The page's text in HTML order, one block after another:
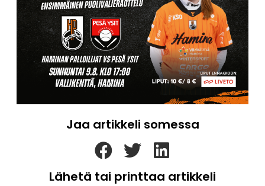
Jaa artikkeli somessa
Lähetä tai printtaa artikkeli